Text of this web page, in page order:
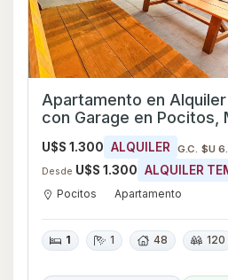
Apartamento en
con Garage en
U$S 1.300 ALQUILER
G.C. $U
Desde U$S 1.300 ALQUILER
Pocitos Apartamento
1 1 48 120